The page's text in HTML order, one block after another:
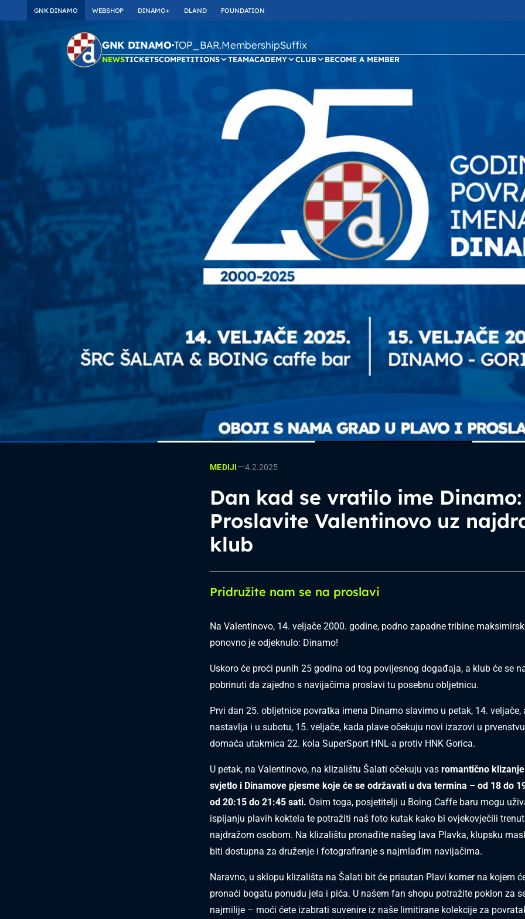
GNK DINAMO WEBSHOP DINAMO+ DLAND FOUNDATION
GNK DINAMO TOP_BAR.MembershipSuffix
NEWSTICKETSCOMPETITIONS TEAMACADEMY CLUB BECOME A MEMBER
MEDIJI—4.2.2025
Dan kad se vratilo ime Dinamo:
Proslavite Valentinovo uz
klub
Pridružite nam se na proslavi
Na Valentinovo, 14. veljače 2000. godine, podno zapadne tribine
ponovno je odjeknulo: Dinamo!
Uskoro će proći punih 25 godina od tog povijesnog događaja, a klub će se
pobrinuti da zajedno s navijačima proslavi tu posebnu obljetnicu.
Prvi dan 25. obljetnice povratka imena Dinamo slavimo u petak, 14. veljače,
nastavlja i u subotu, 15. veljače, kada plave očekuju novi izazovi u
domaća utakmica 22. kola SuperSport HNL-a protiv HNK Gorica.
U petak, na Valentinovo, na klizalištu Šalati očekuju vas romantično
svjetlo i Dinamove pjesme koje će se održavati u dva termina – od 18 do
od 20:15 do 21:45 sati. Osim toga, posjetitelji u Boing Caffe baru mogu
ispijanju plavih koktela te potražiti naš foto kutak kako bi ovjekovječili
najdražom osobom. Na klizalištu pronađite našeg lava Plavka, klupsku
biti dostupna za druženje i fotografiranje s najmlađim navijačima.
Naravno, u sklopu klizališta na Šalati bit će prisutan Plavi korner na kojem
pronaći bogatu ponudu jela i pića. U našem fan shopu potražite poklon za
najmilije – moći ćete izabrati suvenire iz naše limitirane kolekcije za